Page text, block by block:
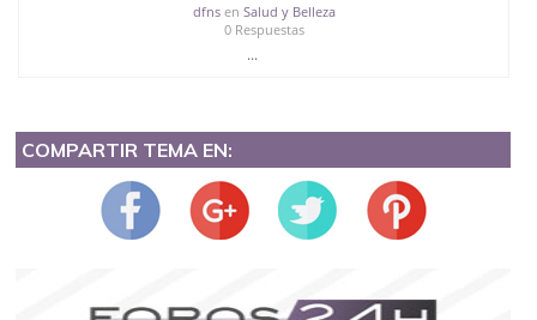
dfnsen Salud y Belleza
0 Respuestas
...
COMPARTIR TEMA EN: